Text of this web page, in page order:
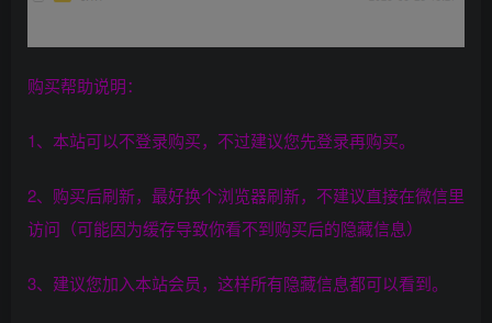
购买帮助说明：
1、本站可以不登录购买，不过建议您先登录再购买。
2、购买后刷新，最好换个浏览器刷新，不建议直接在微信里
访问（可能因为缓存导致你看不到购买后的隐藏信息）
3、建议您加入本站会员，这样所有隐藏信息都可以看到。